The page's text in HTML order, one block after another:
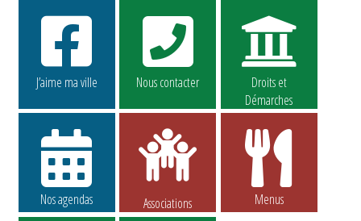
J’aime ma ville Nous contacter
Droits et
Démarches
Nos agendas Associations Menus